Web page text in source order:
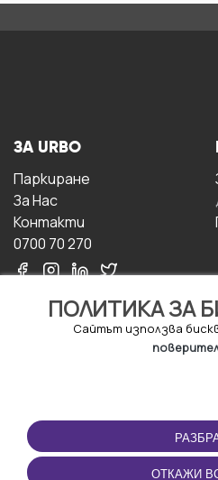
ПОЛИТИКА ЗА
Сайтът използва
ОТКАЖИ
ЗА URBO
Паркиране
За Hас
Контакти
0700 70 270
ПОЛЗВАНЕ
Правила и условия за
ползване